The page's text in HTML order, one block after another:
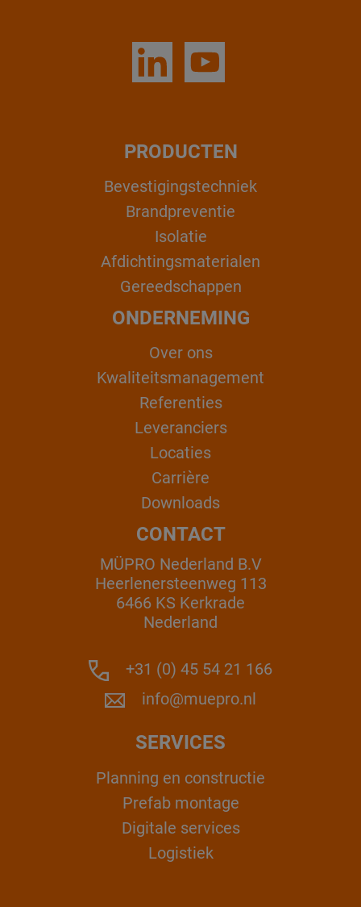
PRODUCTEN
Bevestigingstechniek
Brandpreventie
Isolatie
Afdichtingsmaterialen
Gereedschappen
ONDERNEMING
Over ons
Kwaliteitsmanagement
Referenties
Leveranciers
Locaties
Carrière
Downloads
CONTACT
MÜPRO Nederland B.V
Heerlenersteenweg 113
6466 KS Kerkrade
Nederland
+31 (0) 45 54 21 166
info@muepro.nl
SERVICES
Planning en constructie
Prefab montage
Digitale services
Logistiek